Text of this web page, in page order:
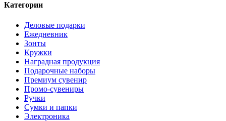
Категории
Деловые подарки
Ежедневник
Зонты
Кружки
Наградная продукция
Подарочные наборы
Премиум сувенир
Промо-сувениры
Ручки
Сумки и папки
Электроника